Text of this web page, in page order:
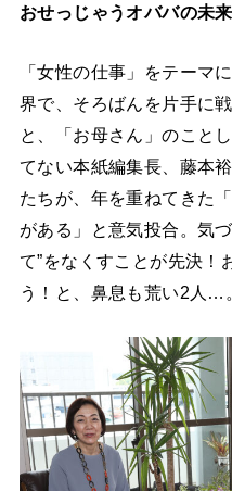
おせっじゃうオババの未
「女性の仕事」をテーマ
界で、そろばんを片手に
と、「お母さん」のこと
てない本紙編集長、藤本
たちが、年を重ねてきた
がある」と意気投合。気
て”をなくすことが先決！
う！と、鼻息も荒い2人…